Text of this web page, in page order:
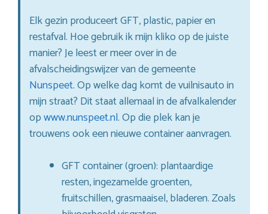
Elk gezin produceert GFT, plastic, papier en
restafval. Hoe gebruik ik mijn kliko op de juiste
manier? Je leest er meer over in de
afvalscheidingswijzer van de gemeente
Nunspeet. Op welke dag komt de vuilnisauto in
mijn straat? Dit staat allemaal in de afvalkalender
opwww.nunspeet.nl. Op die plek kan je
trouwens ook een nieuwe container aanvragen.
GFT container (groen): plantaardige
resten, ingezamelde groenten,
fruitschillen, grasmaaisel, bladeren. Zoals